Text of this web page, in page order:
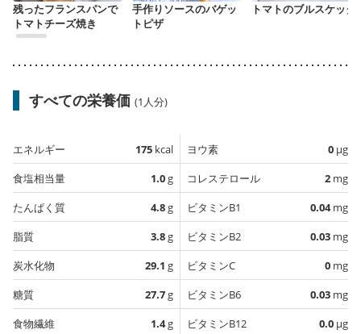
残ったフランスパンで
トマトチーズ焼き
手作りソースのバゲッ
トピザ
トマトのブルスケッタ
すべての栄養価 (1人分)
エネルギー 175 kcal
食塩相当量
1.0g
たんぱく質
4.8g
脂質
3.8g
炭水化物
29.1 g
糖質
27.7g
食物繊維
1.4g
ヨウ素 0 µg
コレステロール
2 mg
ビタミンB1
0.04mg
ビタミンB2
0.03 mg
ビタミンC
0 mg
ビタミンB6
0.03 mg
ビタミンB12
0.0 µg